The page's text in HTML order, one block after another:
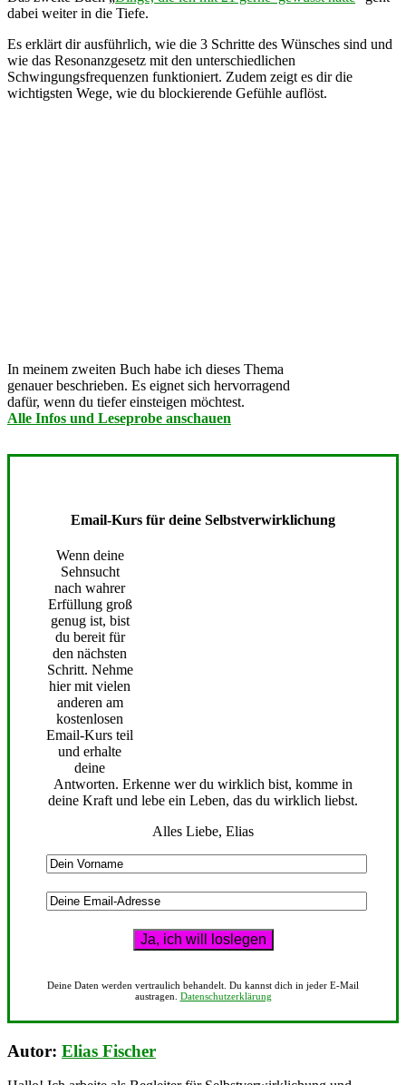
dabei weiter in die Tiefe.
Es erklärt dir ausführlich, wie die 3 Schritte des Wünsches sind und
wie das Resonanzgesetz mit den unterschiedlichen
Schwingungsfrequenzen funktioniert. Zudem zeigt es dir die
wichtigsten Wege, wie du blockierende Gefühle auflöst.
In meinem zweiten Buch habe ich dieses Thema
genauer beschrieben. Es eignet sich hervorragend
dafür, wenn du tiefer einsteigen möchtest.
Alle Infos und Leseprobe anschauen
Email-Kurs für deine Selbstverwirklichung
Wenn deine
Sehnsucht
nach wahrer
Erfüllung groß
genug ist, bist
du bereit für
den nächsten
Schritt. Nehme
hier mit vielen
anderen am
kostenlosen
Email-Kurs teil
und erhalte
deine
Antworten. Erkenne wer du wirklich bist, komme in
deine Kraft und lebe ein Leben, das du wirklich liebst.
Alles Liebe, Elias
Deine Daten werden vertraulich behandelt. Du kannst dich in jeder E-Mail
austragen. Datenschutzerklärung
Autor: Elias Fischer